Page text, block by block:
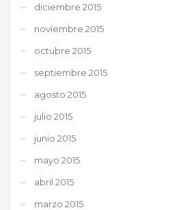
diciembre 2015
noviembre 2015
octubre 2015
septiembre 2015
agosto 2015
julio 2015
junio 2015
mayo 2015
abril 2015
marzo 2015